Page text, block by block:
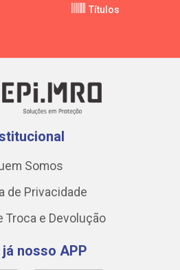
Títulos
Somos
de Privacidade
Troca e Devolução
já nosso APP